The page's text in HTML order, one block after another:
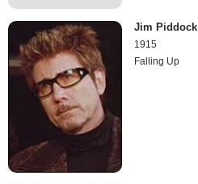
Jim Piddock
1915
Falling Up